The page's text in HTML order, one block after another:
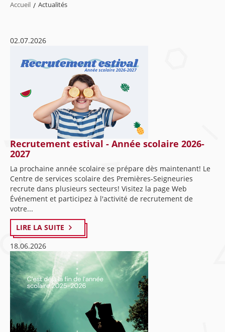
Accueil / Actualités
02.07.2026
Recrutement estival - Année scolaire 2026-
2027
La prochaine année scolaire se prépare dès maintenant! Le
Centre de services scolaire des Premières-Seigneuries
recrute dans plusieurs secteurs! Visitez la page Web
Événement et participez à l'activité de recrutement de
votre...
LIRE LA SUITE
18.06.2026